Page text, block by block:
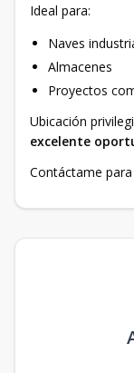
Ideal para:
Naves
Almacenes
Proyectos
Ubicación
excelente
Contáctame